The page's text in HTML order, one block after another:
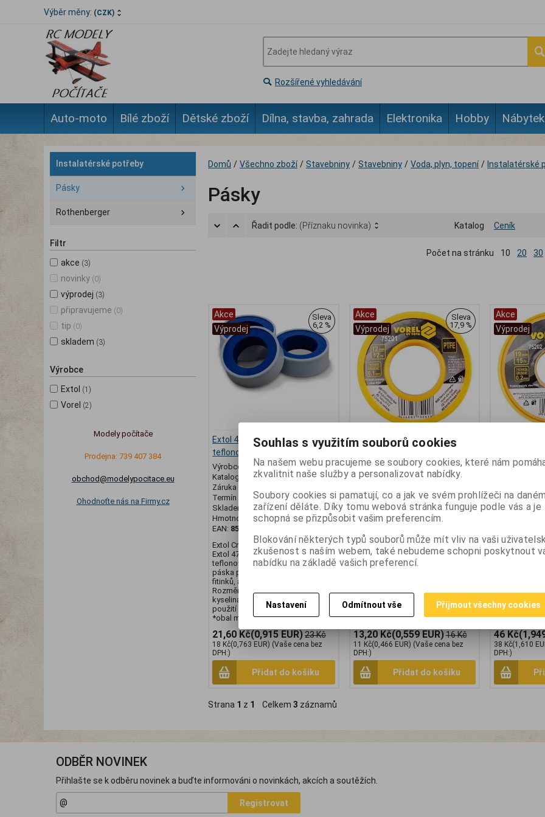
Výběr měny: (CZK)
Rozšířené vyhledávání
Auto-moto Bílé zboží Dětské zboží Dílna, stavba, zahrada Elektronika Hobby Nábytek
Instalatérské potřeby
Pásky
Rothenberger
Filtr
akce (3)
novinky (0)
výprodej (3)
připravujeme (0)
tip (0)
skladem (3)
Výrobce
Extol (1)
Vorel (2)
Modely počítače
Prodejna: 739 407 384
obchod@modelypocitace.eu
Ohodnoťte nás na Firmy.cz
Domů / Všechno zboží / Stavebniny / Stavebniny / Voda, plyn, topení / Instalatérské
Pásky
Řadit podle: (Příznaku novinka) Katalog Ceník
Počet na stránku 10 20 30
Akce
Výprodej
Sleva
6,2 %
Extol 47530 těsnicí pásky
teflonové sada 3ks
Výrobce:
Extol
Katalogové číslo:m_30149
Záruka (měsíců):
Termín dodání (dny): skladem
Skladem:
3 ks
Hmotnost:
0,03 kg
EAN: 8595126908566
Extol Craft 47530 12 mm x 10 m.
Extol 47530 těsnicí pásky
teflonové sada 3ks. Teflonová
páska pro utěsnění přípojek,
fitinků, armatur, atd. 3x 10m,
Rozměr: 12x0,075x10m Odolává
kyselinám, proto je výhodná k
použití v chemických provozech.
*obal má 17x10x2cm*
21,60 Kč(0,915 EUR)23 Kč
18 Kč(0,763 EUR) (Vaše cena bez
DPH:)
Přidat do košíku
Akce
Výprodej
Sleva
17,9 %
Vorel 75201 teflonová páska
Výrobce: Vorel
Katalogové číslo:c_TO-75201
Termín dodání (dny):skladem
Skladem:7 ks
Hmotnost:0,015 kg
Vorel 75201 teflonová páska
12x0.1mm 12m Kvalitní Páska
teflonová 12 x 0,1mm 12m.
s pitnou vodou. *obal má
6x6x2cm*
13,20 Kč(0,559 EUR)16 Kč
11 Kč(0,466 EUR) (Vaše cena bez
DPH:)
Přidat do košíku
Akce
Výprodej
Vorel
Výrobce:
Termín dodání
Skladem:5 ks
orel 75202
19x0,2mm
utěsnění
kontakt s
pásky:
Délka pásky:
9x9x3cm*
46 Kč
38 Kč(1,610
DPH:)
Strana 1 z 1 Celkem 3 záznamů
ODBĚR NOVINEK
Přihlašte se k odběru novinek a buďte informováni o novinkách, akcích a soutěžích.
Registrovat
Souhlas s využitím souborů cookies
Na našem webu pracujeme se soubory cookies, které nám
zkvalitnit naše služby a personalizovat nabídky.
Soubory cookies si pamatují, co a jak ve svém prohlížeči na daném
zařízení děláte. Díky tomu webová stránka funguje podle vás a je
schopná se přizpůsobit vašim preferencím.
Blokování některých typů souborů může mít vliv na vaši
zkušenost s naším webem, také nebudeme schopni poskytnout
nabídku na základě vašich preferencí.
Nastavení Odmítnout vše Přijmout všechny cookies